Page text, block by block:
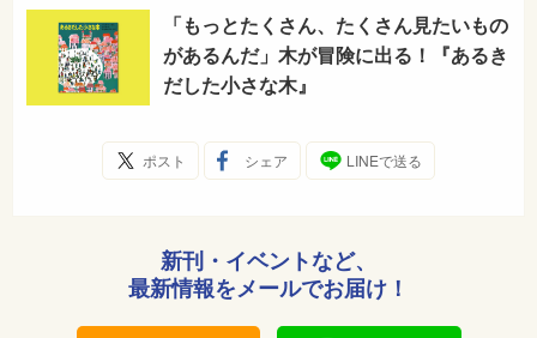
「もっとたくさん、たくさん見たいもの
があるんだ」木が冒険に出る！『あるき
だした小さな木』
ポスト シェア LINEで送る
新刊・イベントなど、
最新情報をメールでお届け！